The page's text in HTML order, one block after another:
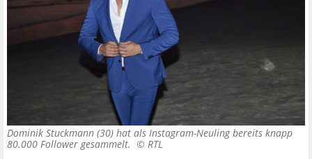
Dominik Stuckmann (30) hat als Instagram-Neuling bereits knapp
80.000 Follower gesammelt. © RTL